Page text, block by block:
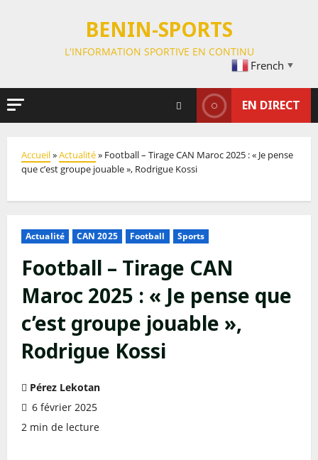
BENIN-SPORTS
L'INFORMATION SPORTIVE EN CONTINU
French ▼
EN DIRECT
Accueil»Actualité» Football – Tirage CAN Maroc 2025 : « Je pense
que c’est groupe jouable », Rodrigue Kossi
Actualité CAN 2025 Football Sports
Football – Tirage CAN
Maroc 2025 : « Je pense que
c’est groupe jouable »,
Rodrigue Kossi
Pérez Lekotan
6 février 2025
2 min de lecture